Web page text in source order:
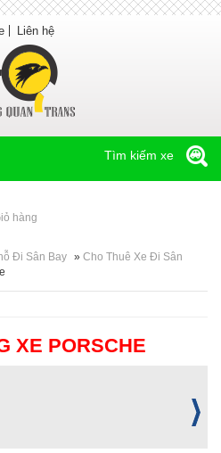
Liên hệ
Tìm kiếm xe
hàng
Đi Sân Bay » Cho Thuê Xe Đi Sân
XE PORSCHE